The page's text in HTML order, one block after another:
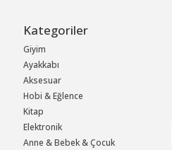
Kategoriler
Giyim
Ayakkabı
Aksesuar
Hobi & Eğlence
Kitap
Elektronik
Anne & Bebek & Çocuk